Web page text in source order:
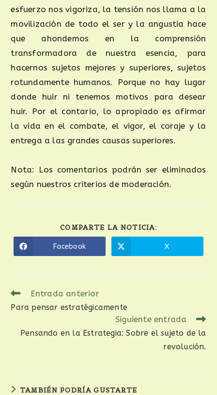
esfuerzo nos vigoriza, la tensión nos llama a la
movilización de todo el ser y la angustia hace
que ahondemos en la comprensión
transformadora de nuestra esencia, para
hacernos sujetos mejores y superiores, sujetos
rotundamente humanos. Porque no hay lugar
donde huir ni tenemos motivos para desear
huir. Por el contario, lo apropiado es afirmar
la vida en el combate, el vigor, el coraje y la
entrega a las grandes causas superiores.
Nota: Los comentarios podrán ser eliminados
según nuestros criterios de moderación.
COMPARTE LA NOTICIA:
Facebook X
Entrada anterior
Para pensar estratégicamente
Siguiente entrada
Pensando en la Estrategia: Sobre el sujeto de la
revolución.
TAMBIÉN PODRÍA GUSTARTE